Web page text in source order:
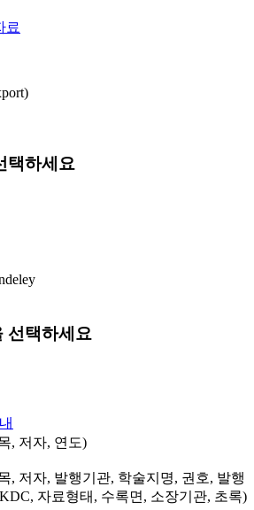
료
택하세요
선택하세요
, 저자, 연도)
, 저자, 발행기관, 학술지명, 권호, 발행
자료형태, 수록면, 소장기관, 초록)